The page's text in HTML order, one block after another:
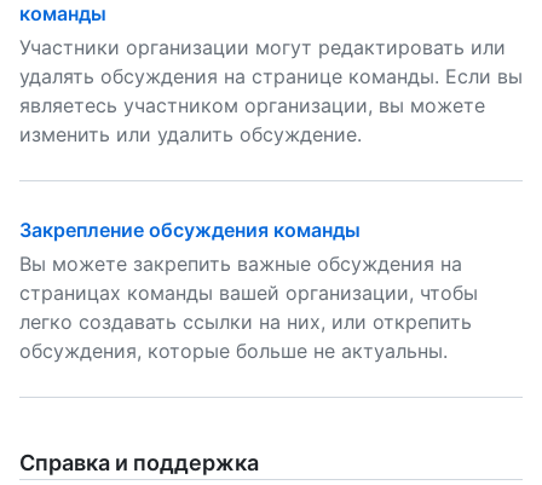
команды
Участники организации могут редактировать или
удалять обсуждения на странице команды. Если вы
являетесь участником организации, вы можете
изменить или удалить обсуждение.
Закрепление обсуждения команды
Вы можете закрепить важные обсуждения на
страницах команды вашей организации, чтобы
легко создавать ссылки на них, или открепить
обсуждения, которые больше не актуальны.
Справка и поддержка